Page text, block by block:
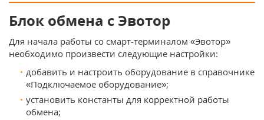
Блок обмена с Эвотор
Для начала работы со смарт-терминалом «Эвотор»
необходимо произвести следующие настройки:
добавить и настроить оборудование в справочнике
«Подключаемое оборудование»;
установить константы для корректной работы
обмена;